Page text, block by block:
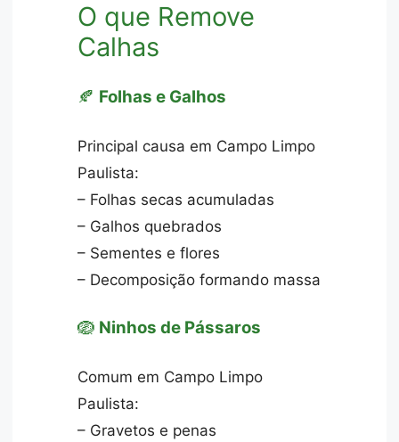
O que Remove
Calhas
🍂 Folhas e Galhos
Principal causa em Campo Limpo
Paulista:
– Folhas secas acumuladas
– Galhos quebrados
– Sementes e flores
– Decomposição formando massa
🪺 Ninhos de Pássaros
Comum em Campo Limpo
Paulista:
– Gravetos e penas